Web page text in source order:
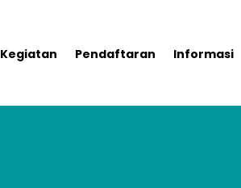
Kegiatan Pendaftaran Informasi